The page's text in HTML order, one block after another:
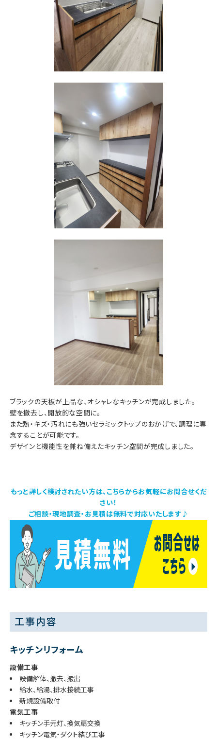
ブラックの天板が上品な、オシャレなキッチンが完成しました。
壁を撤去し、開放的な空間に。
また熱・キズ・汚れにも強いセラミックトップのおかげで、調理に専
念することが可能です。
デザインと機能性を兼ね備えたキッチン空間が完成しました。
もっと詳しく検討されたい方は、こちらからお気軽にお問合せくだ
さい！
ご相談・現地調査・お見積は無料で対応いたします♪
工事内容
キッチンリフォーム
設備工事
設備解体、撤去、搬出
給水、給湯、排水接続工事
新規設備取付
電気工事
キッチン手元灯、換気扇交換
キッチン電気・ダクト結び工事